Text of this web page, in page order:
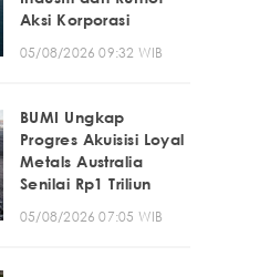
Aksi Korporasi
05/08/2026 09:32 WIB
BUMI Ungkap
Progres Akuisisi Loyal
Metals Australia
Senilai Rp1 Triliun
05/08/2026 07:05 WIB